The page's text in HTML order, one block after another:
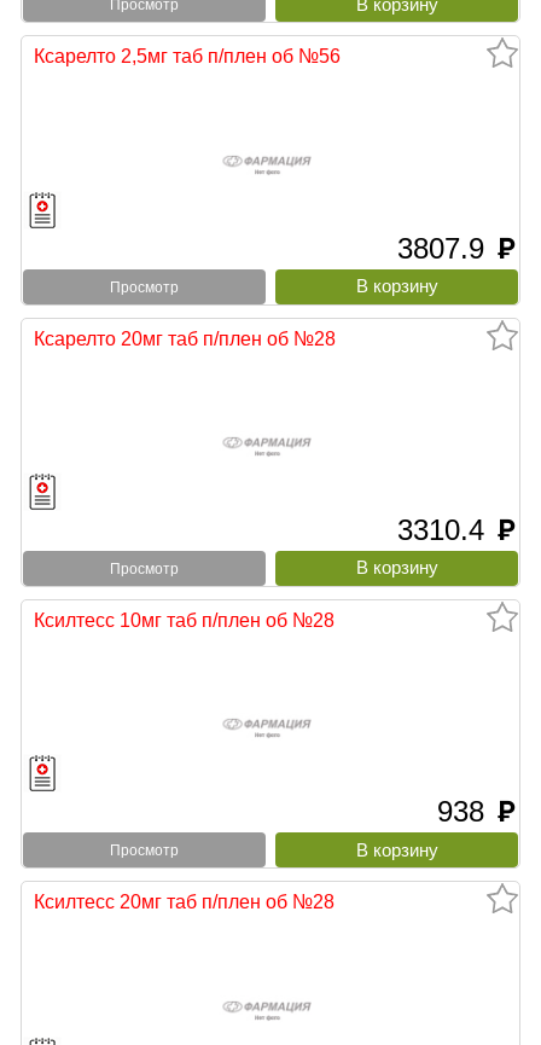
Просмотр
Ксарелто 2,5мг таб п/плен об №56
3807.9 руб
Просмотр
Ксарелто 20мг таб п/плен об №28
3310.4 руб
Просмотр
Ксилтесс 10мг таб п/плен об №28
938 руб
Просмотр
Ксилтесс 20мг таб п/плен об №28